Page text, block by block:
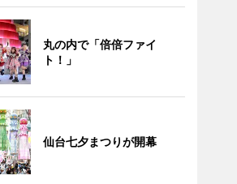
丸の内で「倍倍ファイ
ト！」
仙台七夕まつりが開幕